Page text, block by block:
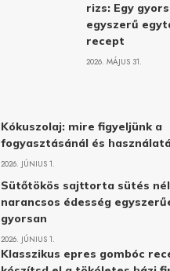
rizs: Egy
egyszerű
recept
2026. MÁJUS 31.
Kókuszolaj: mire figyeljünk a
fogyasztásánál és
2026. JÚNIUS 1.
Sütőtökös sajttorta sütés
narancsos édesség
gyorsan
2026. JÚNIUS 1.
Klasszikus epres gombóc